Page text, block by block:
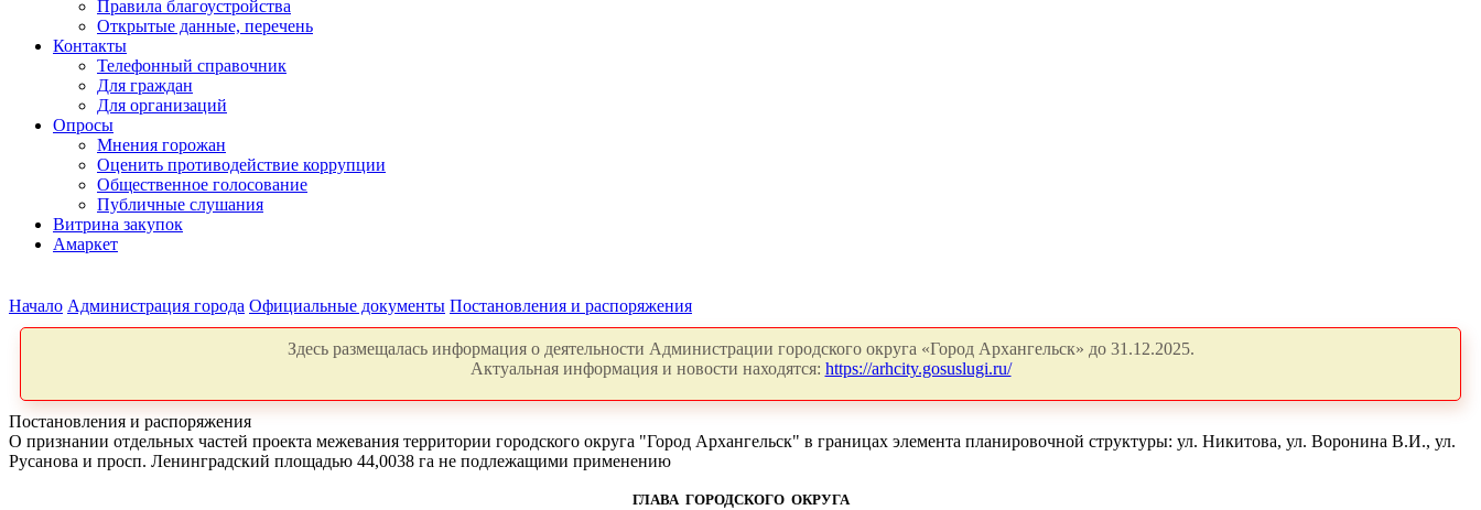
Правила благоустройства
Открытые данные, перечень
Контакты
Телефонный справочник
Для граждан
Для организаций
Опросы
Мнения горожан
Оценить противодействие коррупции
Общественное голосование
Публичные слушания
Витрина закупок
Амаркет
Начало Администрация города Официальные документы Постановления и распоряжения
Здесь размещалась информация о деятельности Администрации городского округа «Город Архангельск» до 31.12.2025.
Актуальная информация и новости находятся: https://arhcity.gosuslugi.ru/
Постановления и распоряжения
О признании отдельных частей проекта межевания территории городского округа "Город Архангельск" в границах элемента планировочной структуры: ул. Никитова, ул. Воронина В.И., ул.
Русанова и просп. Ленинградский площадью 44,0038 га не подлежащими применению
ГЛАВА ГОРОДСКОГО ОКРУГА